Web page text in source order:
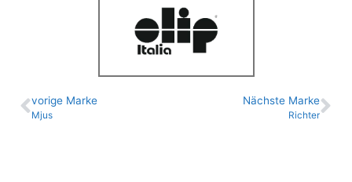
vo­ri­ge Marke
Mjus
Nächste Marke
Richter